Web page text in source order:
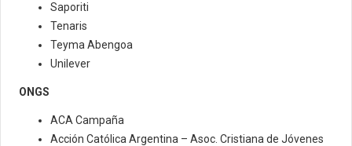
Saporiti
Tenaris
Teyma Abengoa
Unilever
ONGS
ACA Campaña
Acción Católica Argentina – Asoc. Cristiana de Jóvenes